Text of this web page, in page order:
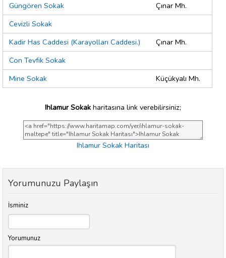
Güngören Sokak
Çınar Mh.
Cevizli Sokak
Kadir Has Caddesi (Karayolları Caddesi.)
Çınar Mh.
Con Tevfik Sokak
Mine Sokak
Küçükyalı Mh.
Ihlamur Sokak haritasına link verebilirsiniz;
Ihlamur Sokak Haritası
Yorumunuzu Paylaşın
İsminiz
Yorumunuz